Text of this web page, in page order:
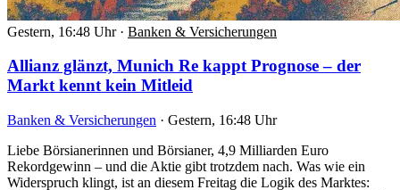
Gestern, 16:48 Uhr · Banken & Versicherungen
Allianz glänzt, Munich Re kappt Prognose – der
Markt kennt kein Mitleid
Banken & Versicherungen · Gestern, 16:48 Uhr
Liebe Börsianerinnen und Börsianer, 4,9 Milliarden Euro
Rekordgewinn – und die Aktie gibt trotzdem nach. Was wie ein
Widerspruch klingt, ist an diesem Freitag die Logik des Marktes: